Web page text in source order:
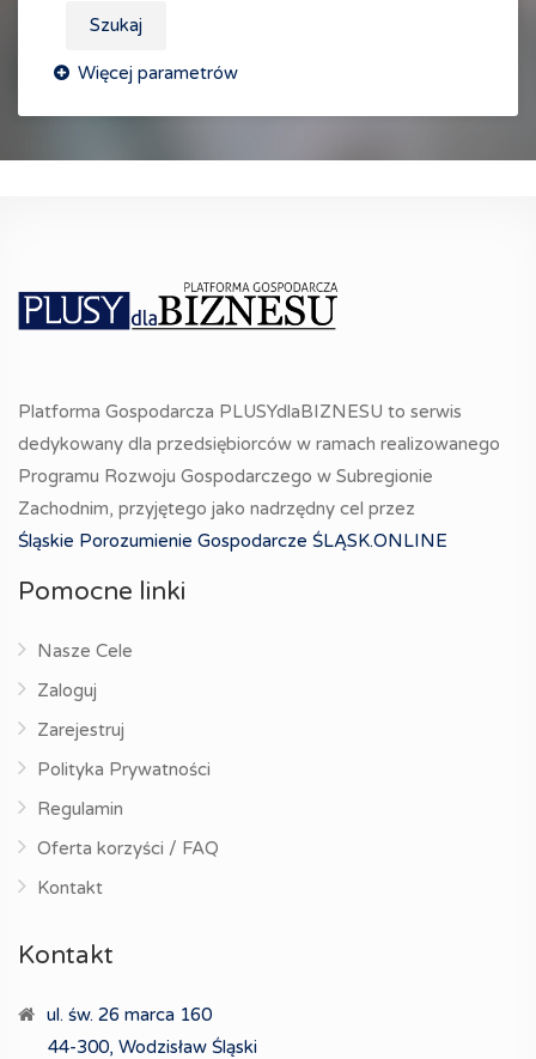
Szukaj
Platforma Gospodarcza PLUSYdlaBIZNESU to serwis
dedykowany dla przedsiębiorców w ramach realizowanego
Programu Rozwoju Gospodarczego w Subregionie
Zachodnim, przyjętego jako nadrzędny cel przez
Śląskie Porozumienie Gospodarcze ŚLĄSK.ONLINE
Pomocne linki
Nasze Cele
Zaloguj
Zarejestruj
Polityka Prywatności
Regulamin
Oferta korzyści / FAQ
Kontakt
Kontakt
ul. św. 26 marca 160
44-300, Wodzisław Śląski